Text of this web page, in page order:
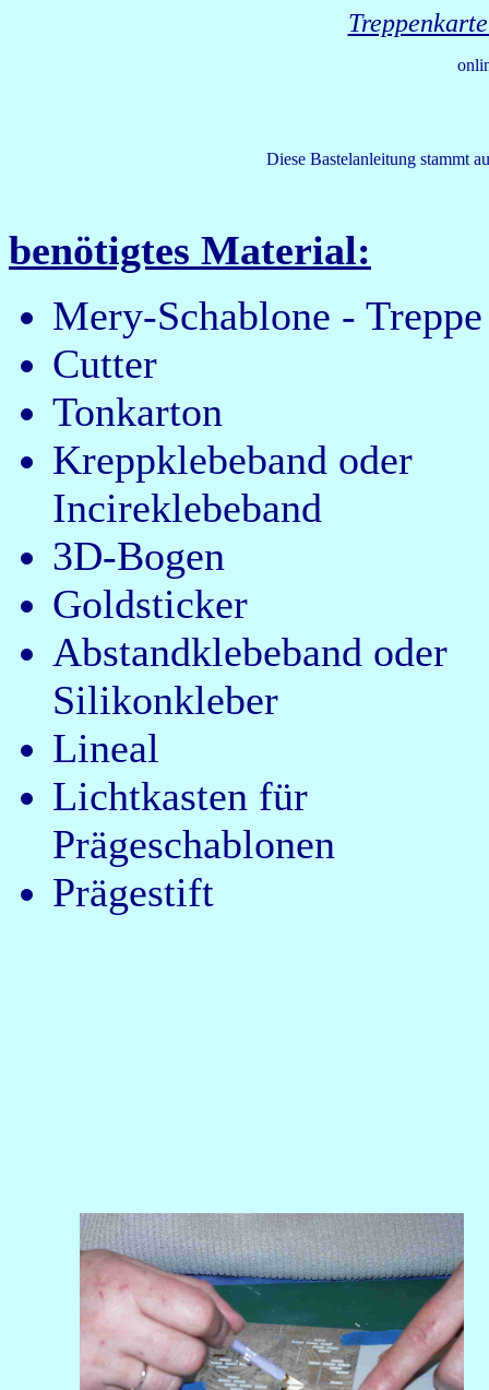
Diese Bastelanleitung stammt
benötigtes Material:
Mery-Schablone - Treppe
Cutter
Tonkarton
Kreppklebeband oder
Incireklebeband
3D-Bogen
Goldsticker
Abstandklebeband oder
Silikonkleber
Lineal
Lichtkasten für
Prägeschablonen
Prägestift